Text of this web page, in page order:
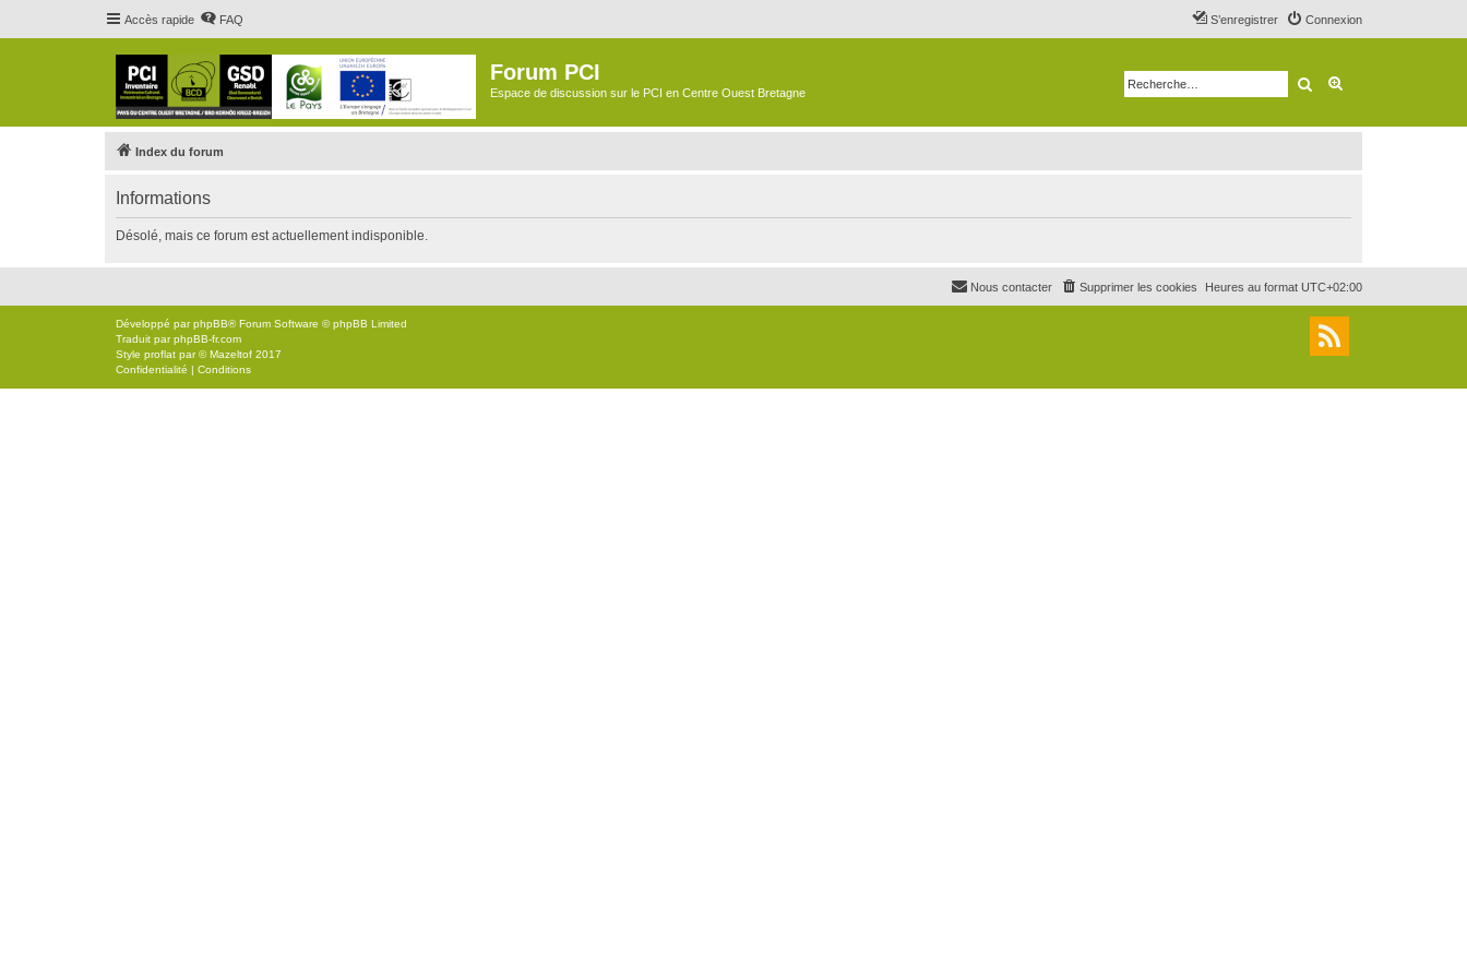
Accès rapide FAQ Connexion
S’enregistrer
Forum PCI
Espace de discussion sur le PCI en Centre Ouest Bretagne Rechercher
Index du forum
Informations
Désolé, mais ce forum est actuellement indisponible.
Heures au format UTC+02:00
Supprimer les cookies
Nous contacter
Développé parphpBB® Forum Software © phpBB Limited
Traduit parphpBB-fr.com
Style proflat par ©Mazeltof 2017
Confidentialité | Conditions